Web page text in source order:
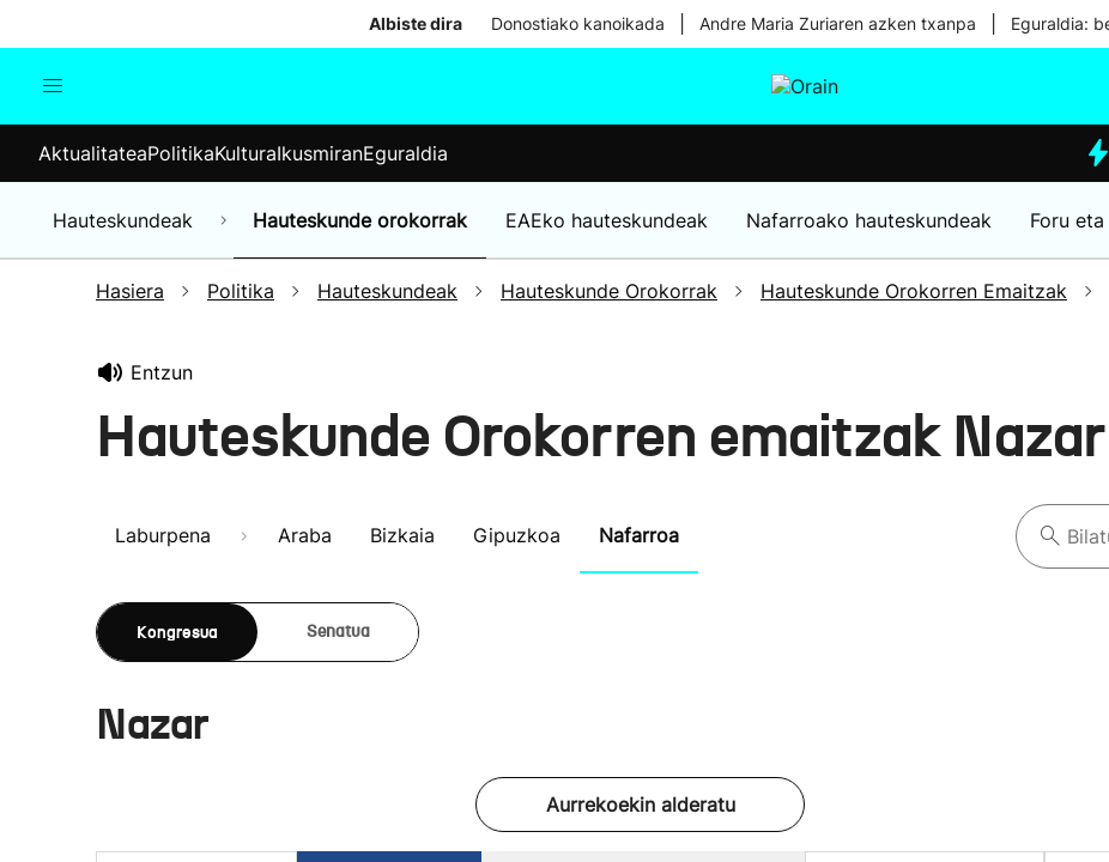
Albiste dira Donostiako kanoikada Andre Maria Zuriaren azken txanpa Eguraldia:
Munduko albisteak
Hauteskundeak
Eguraldia
AktualitateaPolitikaKulturaIkusmiranEguraldia
Hauteskundeak Hauteskunde orokorrak EAEko hauteskundeak Nafarroako hauteskundeak Foru
Hasiera Politika Hauteskundeak Hauteskunde Orokorrak Hauteskunde Orokorren Emaitzak
Entzun
Hauteskunde Orokorren emaitzak
Laburpena Araba Bizkaia Gipuzkoa Nafarroa
Kongresua Senatua
Nazar
Aurrekoekin alderatu